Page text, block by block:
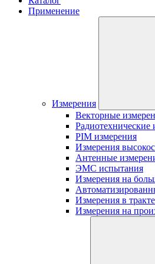
Применение
Измерения
Векторные
Радиотехнические
PIM измерения
Измерения
Антенные
ЭМС испытания
Измерения на
Измерения в
Измерения на